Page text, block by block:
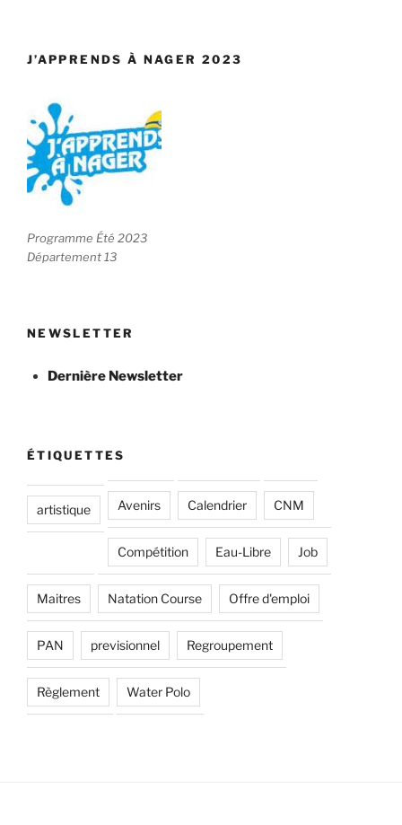
J’APPRENDS À NAGER 2023
Programme Été 2023
Département 13
NEWSLETTER
Dernière Newsletter
ÉTIQUETTES
artistique Avenirs Calendrier CNM
Compétition Eau-Libre Job
Maitres Natation Course Offre d'emploi
PAN previsionnel Regroupement
Règlement Water Polo